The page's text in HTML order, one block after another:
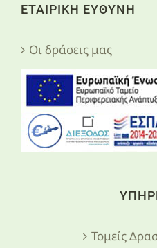
ΕΤΑΙΡΙΚΗ ΕΥΘΥΝΗ
Οι δράσεις μας
Τομείς